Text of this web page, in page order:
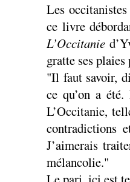
Les
ce livre
L’Occitanie
gratte ses
"Il faut savoir,
ce qu’on a
L’Occitanie,
contradictions
J’aimerais
mélancolie."